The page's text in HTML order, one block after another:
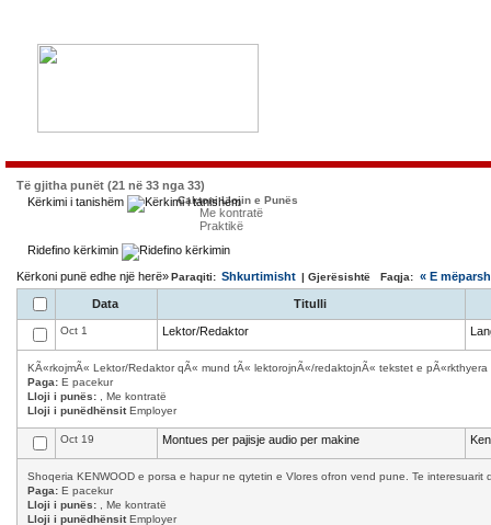
Të gjitha punët (21 në 33 nga 33)
Kërkimi i tanishëm
Caktoni Llojin e Punës
Me kontratë
Praktikë
Ridefino kërkimin
Kërkoni punë edhe një herë»Paraqiti: Shkurtimisht | Gjerësishtë Faqja: « E
Data Titulli
Oct 1 Lektor/Redaktor
KÃ«rkojmÃ« Lektor/Redaktor qÃ« mund tÃ« lektorojnÃ«/redaktojnÃ« tekstet e
Paga: E pacekur
Lloji i punës: , Me kontratë
Lloji i punëdhënsitEmployer
Oct 19 Montues per pajisje audio per makine
Shoqeria KENWOOD e porsa e hapur ne qytetin e Vlores ofron vend pune. Te
Paga: E pacekur
Lloji i punës: , Me kontratë
Lloji i punëdhënsitEmployer